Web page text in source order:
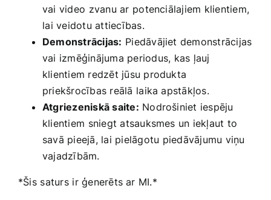
‍vai video ⁤zvanu‍ ar ⁢potenciālajiem klientiem,
⁣lai veidotu attiecības.
Demonstrācijas: ⁤Piedāvājiet demonstrācijas
vai izmēģinājuma periodus, ⁣kas ļauj
klientiem redzēt jūsu produkta
‍priekšrocības reālā⁣ laika apstākļos.
Atgriezeniskā saite: Nodrošiniet‍ iespēju
klientiem ⁢sniegt atsauksmes un iekļaut to
‌savā pieejā,​ lai pielāgotu ⁢piedāvājumu viņu
vajadzībām.
*Šis ⁣saturs ⁣ir ģenerēts ar MI.*